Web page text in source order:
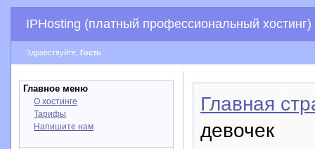
IPHosting (платный профессиональный хостинг)
Здравствуйте, Гость
Главное меню
О хостинге
Тарифы
Напишите нам
Главная
девочек